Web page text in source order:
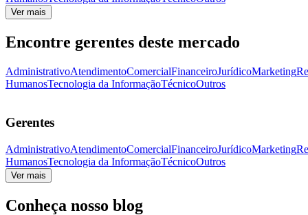
Ver mais
Encontre gerentes deste mercado
AdministrativoAtendimentoComercialFinanceiroJurídicoMarketing
HumanosTecnologia da InformaçãoTécnicoOutros
Gerentes
AdministrativoAtendimentoComercialFinanceiroJurídicoMarketing
HumanosTecnologia da InformaçãoTécnicoOutros
Ver mais
Conheça nosso blog